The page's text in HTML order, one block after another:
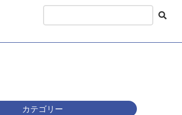
カテゴリー